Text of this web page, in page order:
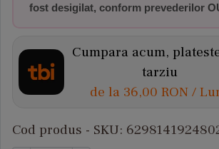
fost desigilat, conform prevederilor
Cumpara acum,
tarziu
de la 36,00 RON /
Cod produs - SKU